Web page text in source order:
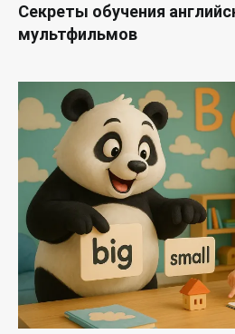
Секреты обучения
мультфильмов